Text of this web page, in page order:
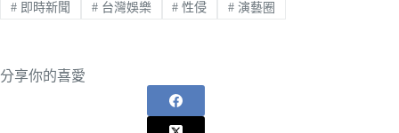
#即時新聞 #台灣娛樂 # 性侵 # 演藝圈
分享你的喜愛